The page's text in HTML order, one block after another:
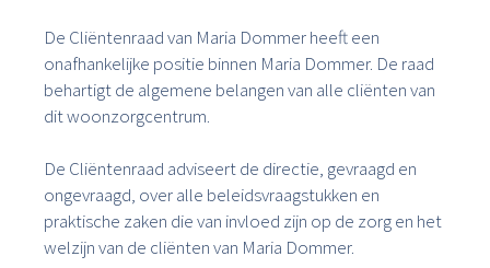
De Cliëntenraad van Maria Dommer heeft een
onafhankelijke positie binnen Maria Dommer. De raad
behartigt de algemene belangen van alle cliënten van
dit woonzorgcentrum.
De Cliëntenraad adviseert de directie, gevraagd en
ongevraagd, over alle beleidsvraagstukken en
praktische zaken die van invloed zijn op de zorg en het
welzijn van de cliënten van Maria Dommer.